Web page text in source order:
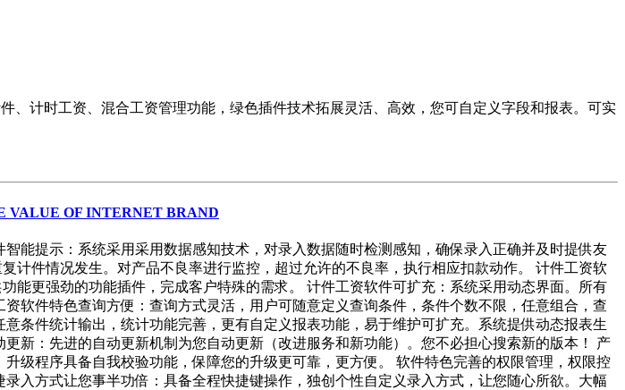
计时工资、混合工资管理功能，绿色插件技术拓展灵活、高效，您可自定义字段和报表。可实
VALUE OF INTERNET BRAND
能提示：系统采用采用数据感知技术，对录入数据随时检测感知，确保录入正确并及时提供友
件情况发生。对产品不良率进行监控，超过允许的不良率，执行相应扣款动作。 计件工资软
更强劲的功能插件，完成客户特殊的需求。 计件工资软件可扩充：系统采用动态界面。所有
软件特色查询方便：查询方式灵活，用户可随意定义查询条件，条件个数不限，任意组合，查
条件统计输出，统计功能完善，更有自定义报表功能，易于维护可扩充。系统提供动态报表生
新：先进的自动更新机制为您自动更新（改进服务和新功能）。您不必担心搜索新的版本！ 产
级程序具备自我校验功能，保障您的升级更可靠，更方便。 软件特色完善的权限管理，权限控
入方式让您事半功倍：具备全程快捷键操作，独创个性自定义录入方式，让您随心所欲。大幅